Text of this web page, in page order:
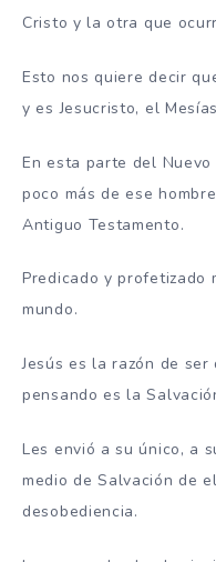
Cristo y la otra que
Esto nos quiere decir
y es Jesucristo, el
En esta parte del
poco más de ese
Antiguo Testamento.
Predicado y profetizado
mundo.
Jesús es la razón de
pensando es la
Les envió a su único, a
medio de Salvación de
desobediencia.